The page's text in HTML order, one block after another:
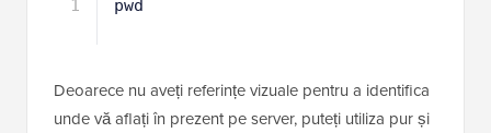
1 pwd
Deoarece nu aveți referințe vizuale pentru a identifica
unde vă aflați în prezent pe server, puteți utiliza pur și